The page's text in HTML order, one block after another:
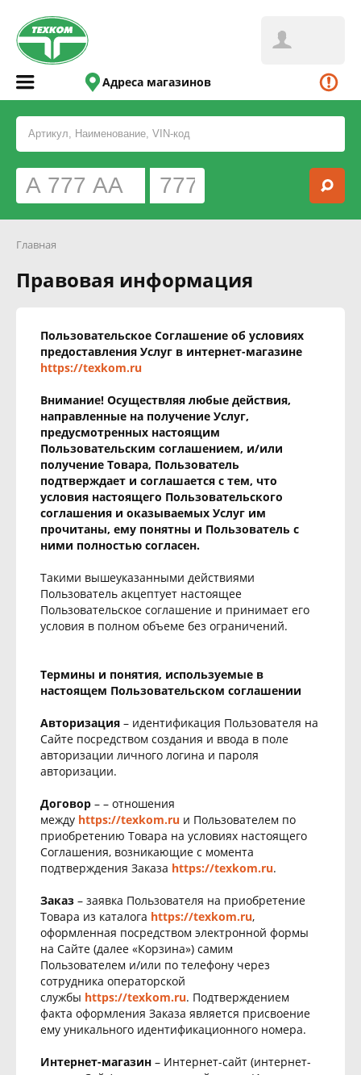
Адреса магазинов
Главная
Правовая информация
Пользовательское Соглашение об условиях
предоставления Услуг в интернет-магазине
https://texkom.ru
Внимание! Осуществляя любые действия,
направленные на получение Услуг,
предусмотренных настоящим
Пользовательским соглашением, и/или
получение Товара, Пользователь
подтверждает и соглашается с тем, что
условия настоящего Пользовательского
соглашения и оказываемых Услуг им
прочитаны, ему понятны и Пользователь с
ними полностью согласен.
Такими вышеуказанными действиями
Пользователь акцептует настоящее
Пользовательское соглашение и принимает его
условия в полном объеме без ограничений.
Термины и понятия, используемые в
настоящем Пользовательском соглашении
Авторизация – идентификация Пользователя на
Сайте посредством создания и ввода в поле
авторизации личного логина и пароля
авторизации.
Договор – – отношения
между https://texkom.ru и Пользователем по
приобретению Товара на условиях настоящего
Соглашения, возникающие с момента
подтверждения Заказа https://texkom.ru.
Заказ – заявка Пользователя на приобретение
Товара из каталога https://texkom.ru,
оформленная посредством электронной формы
на Сайте (далее «Корзина») самим
Пользователем и/или по телефону через
сотрудника операторской
службы https://texkom.ru. Подтверждением
факта оформления Заказа является присвоение
ему уникального идентификационного номера.
Интернет-магазин – Интернет-сайт (интернет-